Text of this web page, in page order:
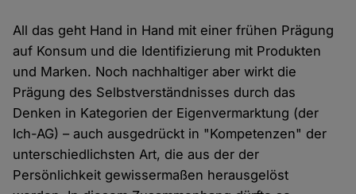
All das geht Hand in Hand mit einer frühen Prägung
auf Konsum und die Identifizierung mit Produkten
und Marken. Noch nachhaltiger aber wirkt die
Prägung des Selbstverständnisses durch das
Denken in Kategorien der Eigenvermarktung (der
Ich-AG) – auch ausgedrückt in "Kompetenzen" der
unterschiedlichsten Art, die aus der der
Persönlichkeit gewissermaßen herausgelöst